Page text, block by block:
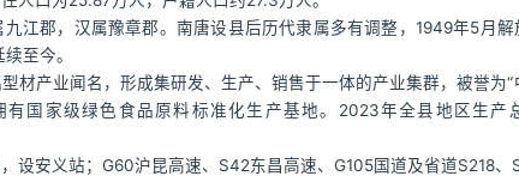
江郡，汉属豫章郡。南唐设县后历代隶属多有调整，1949年5月
至今。
材产业闻名，形成集研发、生产、销售于一体的产业集群，被誉为
国家级绿色食品原料标准化生产基地。2023年全县地区生产
设安义站；G60沪昆高速、S42东昌高速、G105国道及省道S218